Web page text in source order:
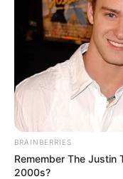
ഗോള്‍ഡന്‍
റെവനെന്റ്
നിരാശപ്പെടേണ്ടി
ഛായാഗ്രാഹകന്‍
ചിത്രത്തിന്
പ്രതീക്ഷ
റവെനെന്റിനെ
BRAINBERRIES
Remember The Justin
2000s?